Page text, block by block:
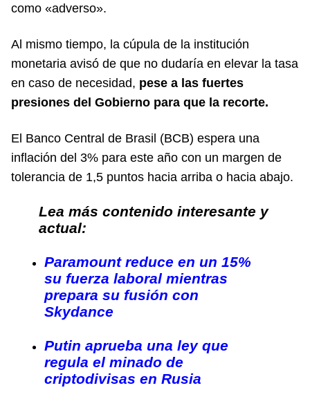
como «adverso».
Al mismo tiempo, la cúpula de la institución
monetaria avisó de que no dudaría en elevar la tasa
en caso de necesidad, pese a las fuertes
presiones del Gobierno para que la recorte.
El Banco Central de Brasil (BCB) espera una
inflación del 3% para este año con un margen de
tolerancia de 1,5 puntos hacia arriba o hacia abajo.
Lea más contenido interesante y
actual:
Paramount reduce en un 15%
su fuerza laboral mientras
prepara su fusión con
Skydance
Putin aprueba una ley que
regula el minado de
criptodivisas en Rusia